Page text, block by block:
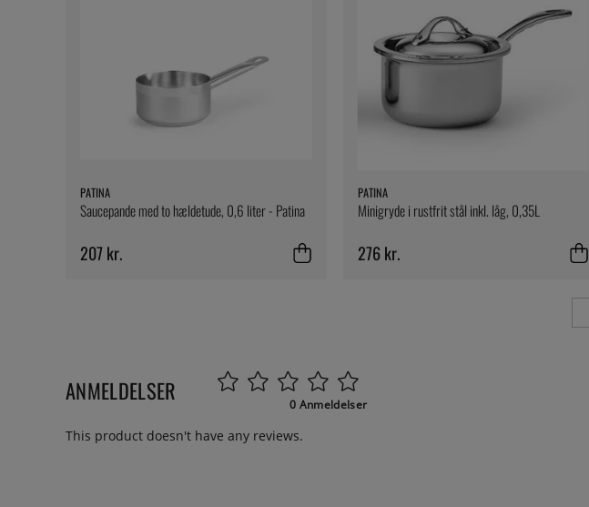
PATINA
Saucepande med to hældetude, 0,6 liter - Patina
207 kr.
PATINA
Minigryde i rustfrit stål inkl. låg, 0,35L
276 kr.
ANMELDELSER 0 Anmeldelser
This product doesn't have any reviews.